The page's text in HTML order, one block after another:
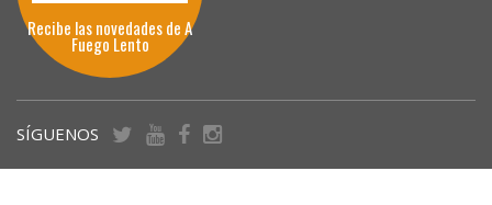
Recibe las novedades de A
Fuego Lento
SÍGUENOS